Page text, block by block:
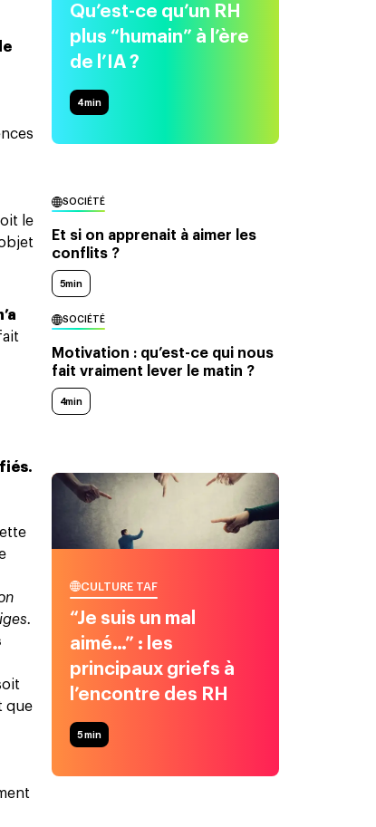
le
que
Qu’est-ce qu’un RH
plus “humain” à l’ère
de l’IA ?
4min
SOCIÉTÉ
Et si on apprenait à aimer les
conflits ?
5min
SOCIÉTÉ
Motivation : qu’est-ce qui nous
fait vraiment lever le matin ?
4min
CULTURE TAF
“Je suis un mal
aimé…” : les
principaux griefs à
l’encontre des RH
5min